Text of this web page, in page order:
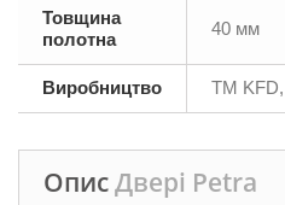
Товщина
полотна
40 мм
Виробництво ТМ KFD,
ОписДвері Petra